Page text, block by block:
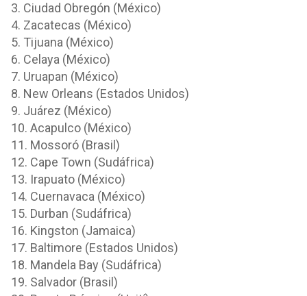
3. Ciudad Obregón (México)
4. Zacatecas (México)
5. Tijuana (México)
6. Celaya (México)
7. Uruapan (México)
8. New Orleans (Estados Unidos)
9. Juárez (México)
10. Acapulco (México)
11. Mossoró (Brasil)
12. Cape Town (Sudáfrica)
13. Irapuato (México)
14. Cuernavaca (México)
15. Durban (Sudáfrica)
16. Kingston (Jamaica)
17. Baltimore (Estados Unidos)
18. Mandela Bay (Sudáfrica)
19. Salvador (Brasil)